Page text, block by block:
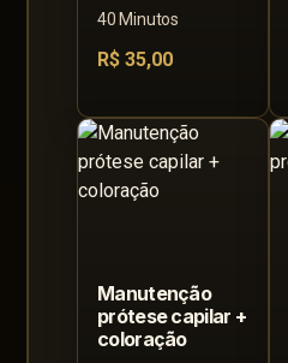
40 Minutos
R$ 35,00
Manutenção
prótese capilar +
coloração